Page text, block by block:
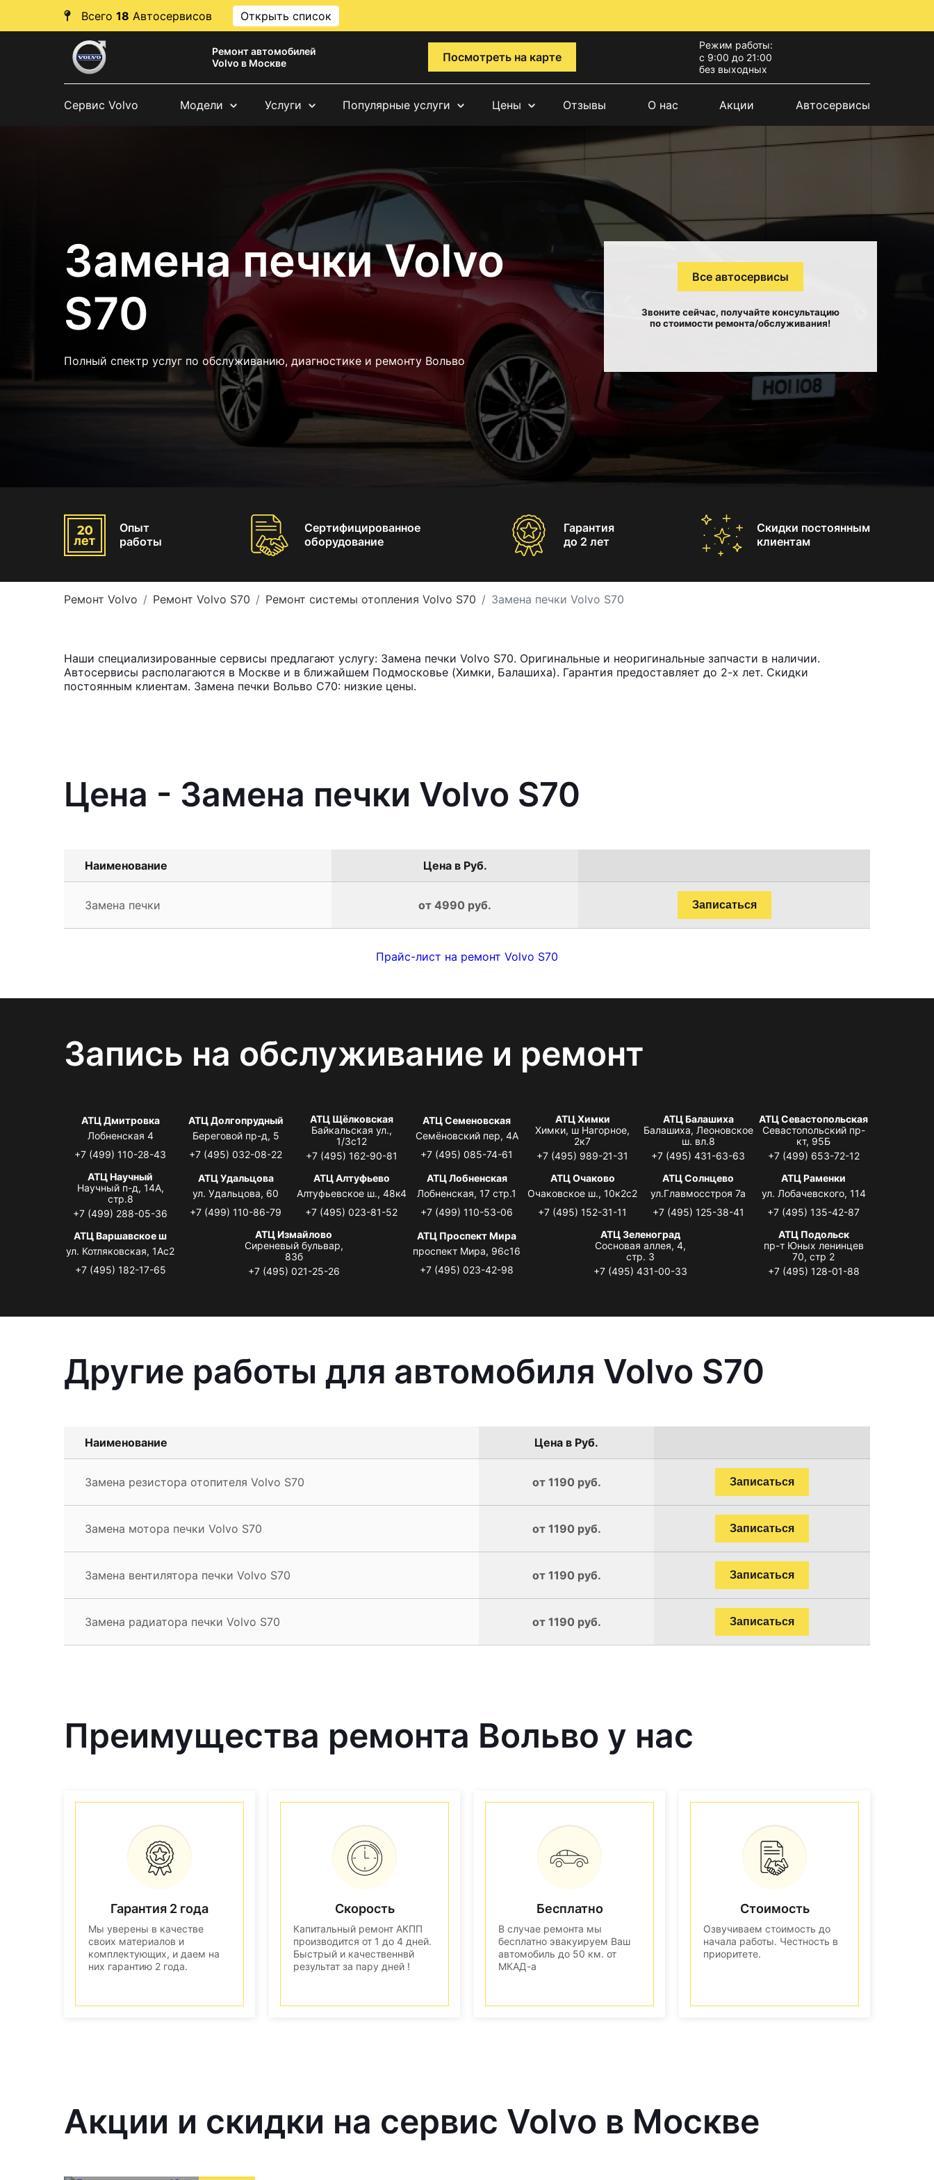
Всего 18 Автосервисов Открыть список
Ремонт автомобилей
Volvo в Москве
Посмотреть на карте
Режим работы:
с 9:00 до 21:00
без выходных
Сервис Volvo Модели Услуги Популярные услуги Цены Отзывы О нас Акции Автосервисы
Замена печки Volvo
S70
Полный спектр услуг по обслуживанию, диагностике и ремонту Вольво
Все автосервисы
Звоните сейчас, получайте консультацию
по стоимости ремонта/обслуживания!
Опыт
работы
Сертифицированное
оборудование
Гарантия
до 2 лет
Скидки постоянным
клиентам
Ремонт Volvo Ремонт Volvo S70 Ремонт системы отопления Volvo S70 Замена печки Volvo S70
Наши специализированные сервисы предлагают услугу: Замена печки Volvo S70. Оригинальные и неоригинальные запчасти в наличии.
Автосервисы располагаются в Москве и в ближайшем Подмосковье (Химки, Балашиха). Гарантия предоставляет до 2-х лет. Скидки
постоянным клиентам. Замена печки Вольво С70: низкие цены.
Цена - Замена печки Volvo S70
Наименование Цена в Руб.
Замена печки от 4990 руб. Записаться
Прайс-лист на ремонт Volvo S70
Запись на обслуживание и ремонт
АТЦ Дмитровка
Лобненская 4
+7 (499) 110-28-43
АТЦ Долгопрудный
Береговой пр-д, 5
+7 (495) 032-08-22
АТЦ Щёлковская
Байкальская ул.,
1/3с12
+7 (495) 162-90-81
АТЦ Семеновская
Семёновский пер, 4А
+7 (495) 085-74-61
АТЦ Химки
Химки, ш Нагорное,
2к7
+7 (495) 989-21-31
АТЦ Балашиха
Балашиха, Леоновское
ш. вл.8
+7 (495) 431-63-63
АТЦ Севастопольская
Севастопольский пр-
кт, 95Б
+7 (499) 653-72-12
АТЦ Научный
Научный п-д, 14А,
стр.8
+7 (499) 288-05-36
АТЦ Удальцова
ул. Удальцова, 60
+7 (499) 110-86-79
АТЦ Алтуфьево
Алтуфьевское ш., 48к4
+7 (495) 023-81-52
АТЦ Лобненская
Лобненская, 17 стр.1
+7 (499) 110-53-06
АТЦ Очаково
Очаковское ш., 10к2с2
+7 (495) 152-31-11
АТЦ Солнцево
ул.Главмосстроя 7а
+7 (495) 125-38-41
АТЦ Раменки
ул. Лобачевского, 114
+7 (495) 135-42-87
АТЦ Варшавское ш
ул. Котляковская, 1Ас2
+7 (495) 182-17-65
АТЦ Измайлово
Сиреневый бульвар,
83б
+7 (495) 021-25-26
АТЦ Проспект Мира
проспект Мира, 96с16
+7 (495) 023-42-98
АТЦ Зеленоград
Сосновая аллея, 4,
стр. 3
+7 (495) 431-00-33
АТЦ Подольск
пр-т Юных ленинцев
70, стр 2
+7 (495) 128-01-88
Другие работы для автомобиля Volvo S70
Наименование Цена в Руб.
Замена резистора отопителя Volvo S70 от 1190 руб. Записаться
Замена мотора печки Volvo S70 от 1190 руб. Записаться
Замена вентилятора печки Volvo S70 от 1190 руб. Записаться
Замена радиатора печки Volvo S70 от 1190 руб. Записаться
Преимущества ремонта Вольво у нас
Гарантия 2 года
Мы уверены в качестве
своих материалов и
комплектующих, и даем на
них гарантию 2 года.
Скорость
Капитальный ремонт АКПП
производится от 1 до 4 дней.
Быстрый и качественнвй
результат за пару дней !
Бесплатно
В случае ремонта мы
бесплатно эвакуируем Ваш
автомобиль до 50 км. от
МКАД-а
Стоимость
Озвучиваем стоимость до
начала работы. Честность в
приоритете.
Акции и скидки на сервис Volvo в Москве